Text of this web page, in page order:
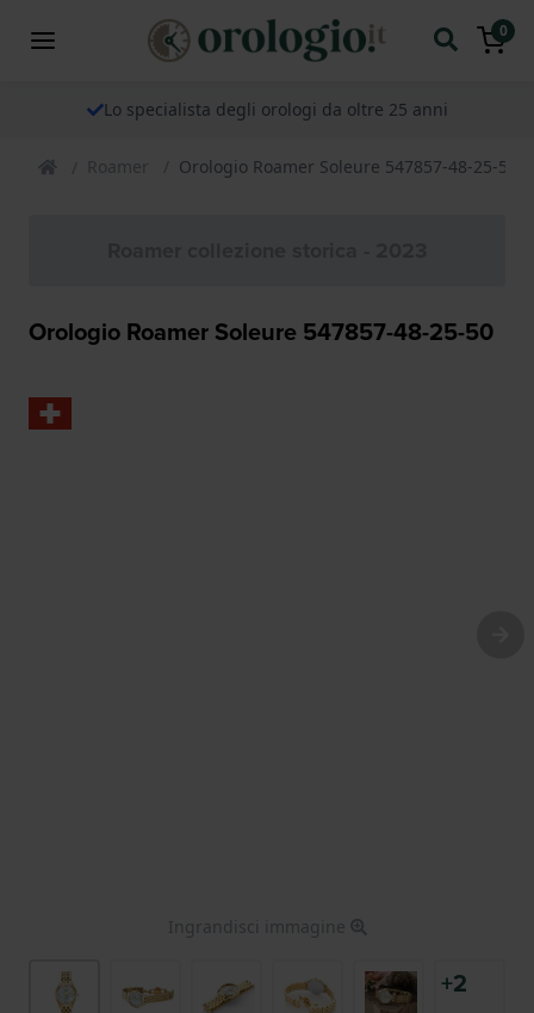
0
Lo specialista degli orologi da oltre 25 anni
Roamer Orologio Roamer Soleure 547857-48-25-50
Orologio Roamer Soleure 547857-48-25-50
Ingrandisci immagine
+2